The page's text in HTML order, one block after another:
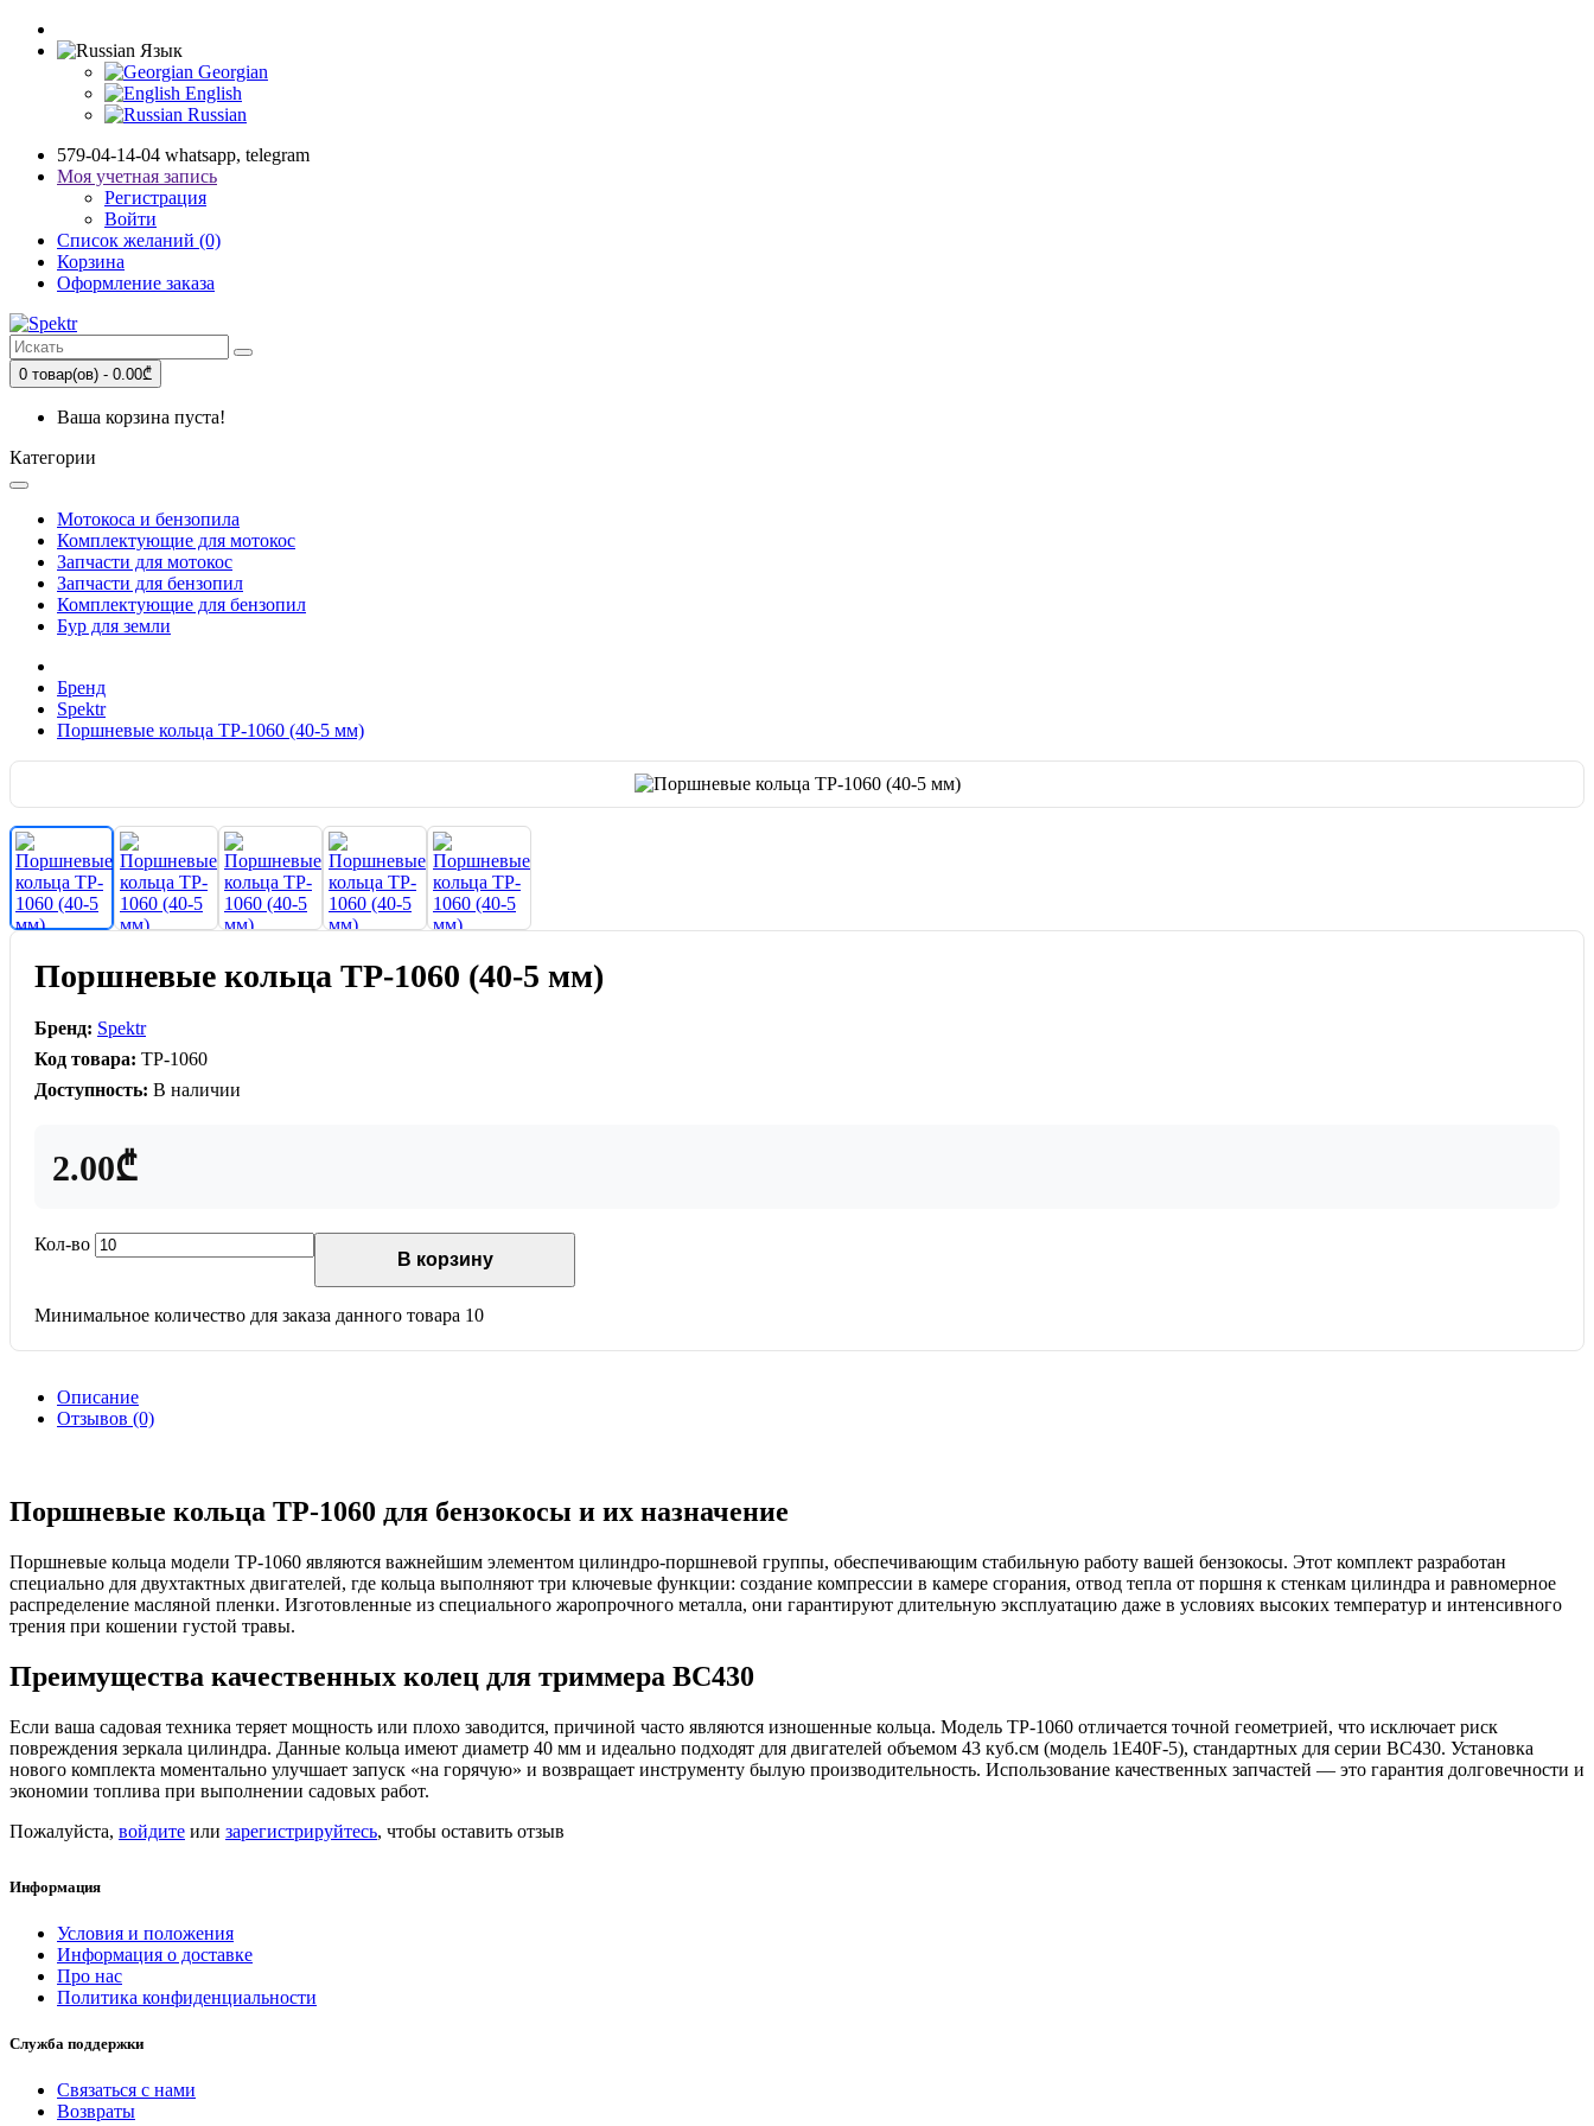
Язык
Georgian
English
Russian
579-04-14-04 whatsapp, telegram
Моя учетная запись
Регистрация
Войти
Список желаний (0)
Корзина
Оформление заказа
0 товар(ов) - 0.00₾
Ваша корзина пуста!
Категории
Мотокоса и бензопила
Комплектующие для мотокос
Запчасти для мотокос
Запчасти для бензопил
Комплектующие для бензопил
Бур для земли
Бренд
Spektr
Поршневые кольца TP-1060 (40-5 мм)
Поршневые кольца TP-1060 (40-5 мм)
Бренд: Spektr
Код товара: TP-1060
Доступность: В наличии
2.00₾
Кол-во
В корзину
Минимальное количество для заказа данного товара 10
Описание
Отзывов (0)
Поршневые кольца TP-1060 для бензокосы и их назначение
Поршневые кольца модели TP-1060 являются важнейшим элементом цилиндро-поршневой группы, обеспечивающим стабильную работу вашей бензокосы. Этот комплект разработан
специально для двухтактных двигателей, где кольца выполняют три ключевые функции: создание компрессии в камере сгорания, отвод тепла от поршня к стенкам цилиндра и равномерное
распределение масляной пленки. Изготовленные из специального жаропрочного металла, они гарантируют длительную эксплуатацию даже в условиях высоких температур и интенсивного
трения при кошении густой травы.
Преимущества качественных колец для триммера BC430
Если ваша садовая техника теряет мощность или плохо заводится, причиной часто являются изношенные кольца. Модель TP-1060 отличается точной геометрией, что исключает риск
повреждения зеркала цилиндра. Данные кольца имеют диаметр 40 мм и идеально подходят для двигателей объемом 43 куб.см (модель 1E40F-5), стандартных для серии BC430. Установка
нового комплекта моментально улучшает запуск «на горячую» и возвращает инструменту былую производительность. Использование качественных запчастей — это гарантия долговечности и
экономии топлива при выполнении садовых работ.
Пожалуйста, войдите или зарегистрируйтесь, чтобы оставить отзыв
Информация
Условия и положения
Информация о доставке
Про нас
Политика конфиденциальности
Служба поддержки
Связаться с нами
Возвраты